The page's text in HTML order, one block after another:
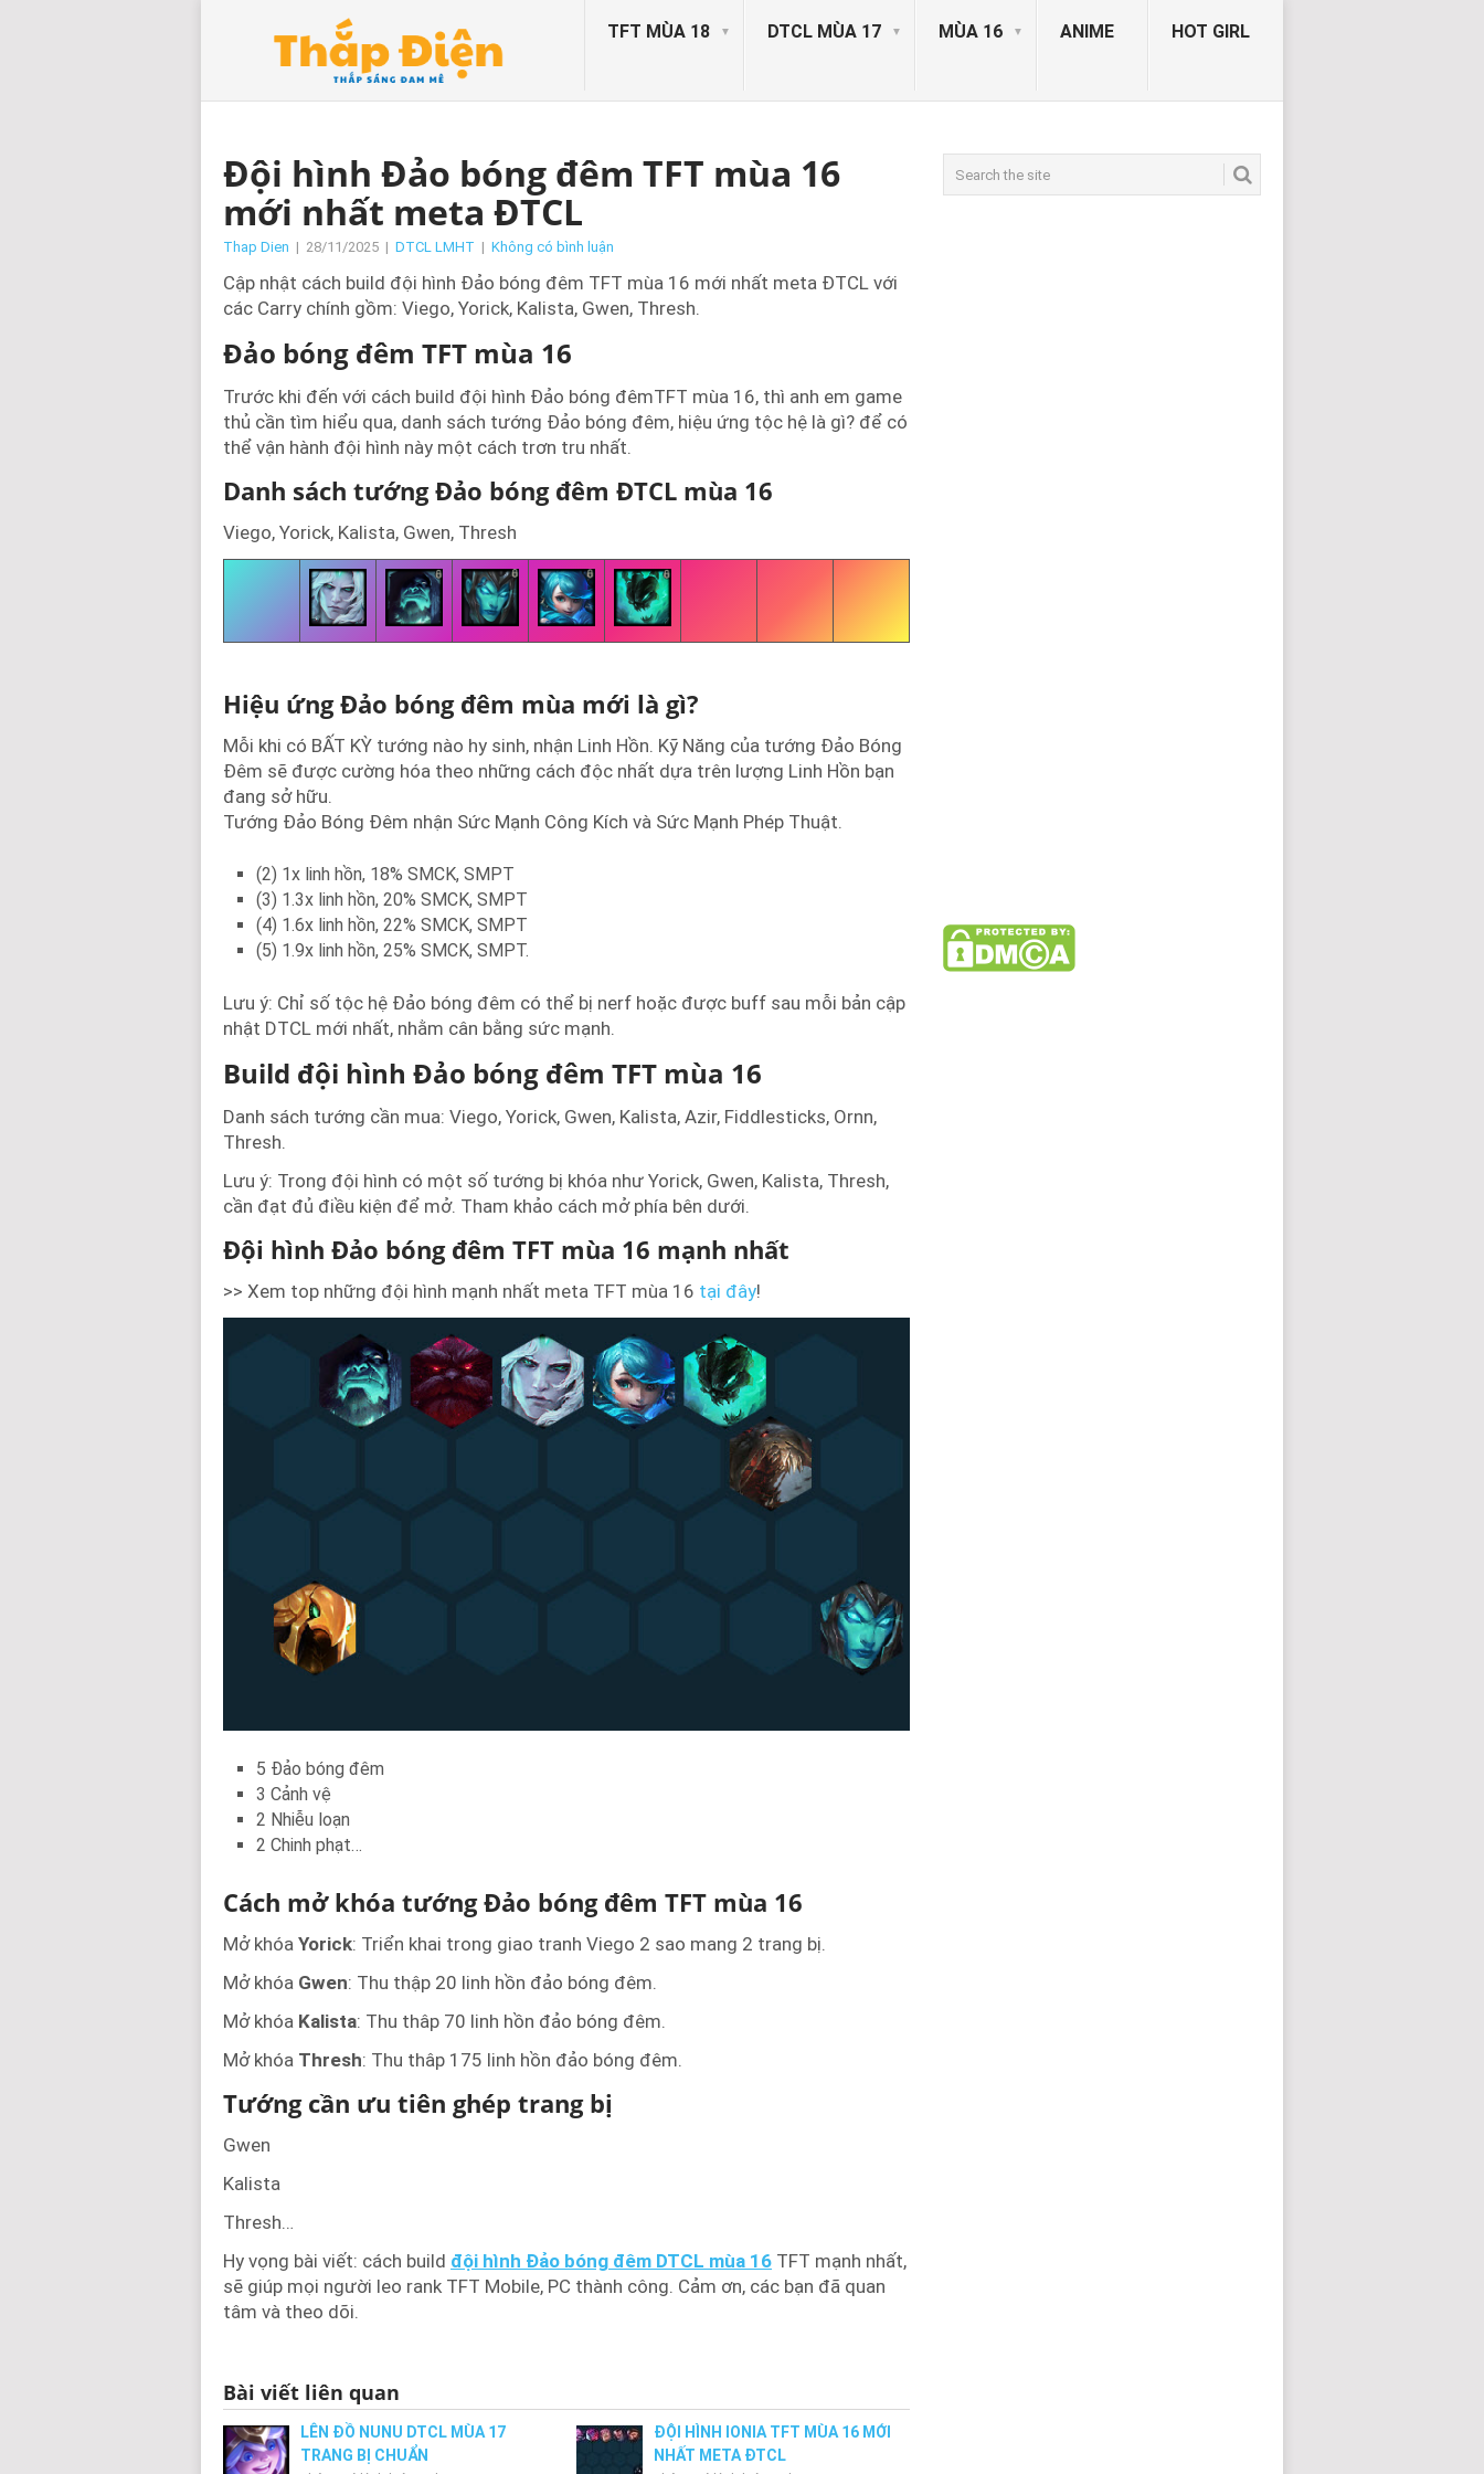
TFT MÙA 18 DTCL MÙA 17 MÙA 16 ANIME HOT GIRL
Đội hình Đảo bóng đêm TFT mùa 16
mới nhất meta ĐTCL
Thap Dien | 28/11/2025 | DTCL LMHT | Không có bình luận
Cập nhật cách build đội hình Đảo bóng đêm TFT mùa 16 mới nhất meta ĐTCL với
các Carry chính gồm: Viego, Yorick, Kalista, Gwen, Thresh.
Đảo bóng đêm TFT mùa 16
Trước khi đến với cách build đội hình Đảo bóng đêmTFT mùa 16, thì anh em game
thủ cần tìm hiểu qua, danh sách tướng Đảo bóng đêm, hiệu ứng tộc hệ là gì? để có
thể vận hành đội hình này một cách trơn tru nhất.
Danh sách tướng Đảo bóng đêm ĐTCL mùa 16
Viego, Yorick, Kalista, Gwen, Thresh
Hiệu ứng Đảo bóng đêm mùa mới là gì?
Mỗi khi có BẤT KỲ tướng nào hy sinh, nhận Linh Hồn. Kỹ Năng của tướng Đảo Bóng
Đêm sẽ được cường hóa theo những cách độc nhất dựa trên lượng Linh Hồn bạn
đang sở hữu.
Tướng Đảo Bóng Đêm nhận Sức Mạnh Công Kích và Sức Mạnh Phép Thuật.
(2) 1x linh hồn, 18% SMCK, SMPT
(3) 1.3x linh hồn, 20% SMCK, SMPT
(4) 1.6x linh hồn, 22% SMCK, SMPT
(5) 1.9x linh hồn, 25% SMCK, SMPT.
Lưu ý: Chỉ số tộc hệ Đảo bóng đêm có thể bị nerf hoặc được buff sau mỗi bản cập
nhật DTCL mới nhất, nhằm cân bằng sức mạnh.
Build đội hình Đảo bóng đêm TFT mùa 16
Danh sách tướng cần mua: Viego, Yorick, Gwen, Kalista, Azir, Fiddlesticks, Ornn,
Thresh.
Lưu ý: Trong đội hình có một số tướng bị khóa như Yorick, Gwen, Kalista, Thresh,
cần đạt đủ điều kiện để mở. Tham khảo cách mở phía bên dưới.
Đội hình Đảo bóng đêm TFT mùa 16 mạnh nhất
>> Xem top những đội hình mạnh nhất meta TFT mùa 16 tại đây!
5 Đảo bóng đêm
3 Cảnh vệ
2 Nhiễu loạn
2 Chinh phạt…
Cách mở khóa tướng Đảo bóng đêm TFT mùa 16
Mở khóa Yorick: Triển khai trong giao tranh Viego 2 sao mang 2 trang bị.
Mở khóa Gwen: Thu thập 20 linh hồn đảo bóng đêm.
Mở khóa Kalista: Thu thâp 70 linh hồn đảo bóng đêm.
Mở khóa Thresh: Thu thâp 175 linh hồn đảo bóng đêm.
Tướng cần ưu tiên ghép trang bị
Gwen
Kalista
Thresh…
Hy vọng bài viết: cách build đội hình Đảo bóng đêm DTCL mùa 16 TFT mạnh nhất,
sẽ giúp mọi người leo rank TFT Mobile, PC thành công. Cảm ơn, các bạn đã quan
tâm và theo dõi.
Bài viết liên quan
LÊN ĐỒ NUNU DTCL MÙA 17
TRANG BỊ CHUẨN
ĐỘI HÌNH IONIA TFT MÙA 16 MỚI
NHẤT META ĐTCL